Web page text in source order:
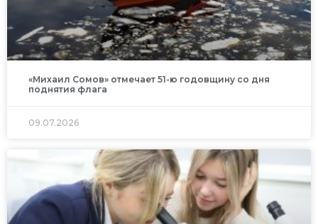
«Михаил Сомов» отмечает 51-ю годовщину со дня
поднятия флага
09.07.2026